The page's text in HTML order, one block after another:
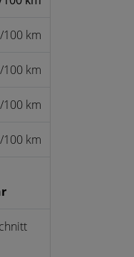
100 km
100 km
100 km
100 km